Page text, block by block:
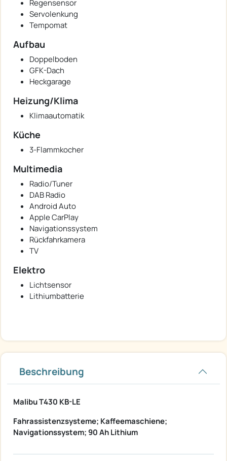
Regensensor
Servolenkung
Tempomat
Aufbau
Doppelboden
GFK-Dach
Heckgarage
Heizung/Klima
Klimaautomatik
Küche
3-Flammkocher
Multimedia
Radio/Tuner
DAB Radio
Android Auto
Apple CarPlay
Navigationssystem
Rückfahrkamera
TV
Elektro
Lichtsensor
Lithiumbatterie
Beschreibung
Malibu T430 KB-LE
Fahrassistenzsysteme; Kaffeemaschiene;
Navigationssystem; 90 Ah Lithium